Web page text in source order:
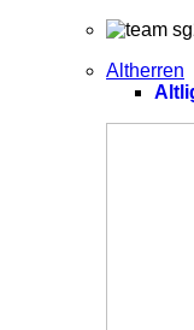
Altherren